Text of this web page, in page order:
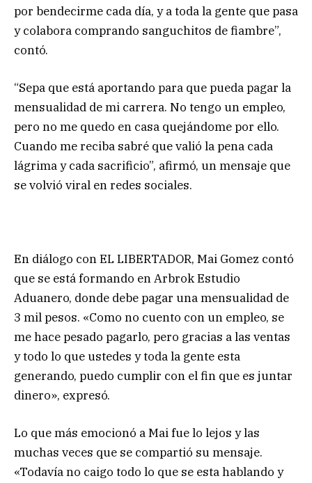
por bendecirme cada día, y a toda la gente que pasa
y colabora comprando sanguchitos de fiambre”,
contó.
“Sepa que está aportando para que pueda pagar la
mensualidad de mi carrera. No tengo un empleo,
pero no me quedo en casa quejándome por ello.
Cuando me reciba sabré que valió la pena cada
lágrima y cada sacrificio”, afirmó, un mensaje que
se volvió viral en redes sociales.
En diálogo con EL LIBERTADOR, Mai Gomez contó
que se está formando en Arbrok Estudio
Aduanero, donde debe pagar una mensualidad de
3 mil pesos. «Como no cuento con un empleo, se
me hace pesado pagarlo, pero gracias a las ventas
y todo lo que ustedes y toda la gente esta
generando, puedo cumplir con el fin que es juntar
dinero», expresó.
Lo que más emocionó a Mai fue lo lejos y las
muchas veces que se compartió su mensaje.
«Todavía no caigo todo lo que se esta hablando y